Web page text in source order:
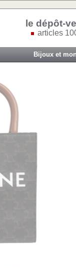
le dépôt-
articles
Bijoux et